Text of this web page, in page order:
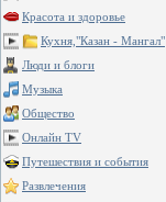
Красота и здоровье
Кухня,"Казан - Мангал"
Люди и блоги
Музыка
Общество
Онлайн TV
Путешествия и события
Развлечения